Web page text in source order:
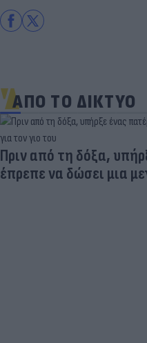
ΑΠΟ ΤΟ ΔΙΚΤΥΟ